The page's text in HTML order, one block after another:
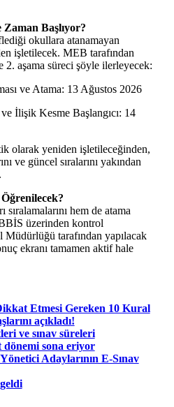
Başlıyor?
okullara atanamayan
işletilecek. MEB tarafından
2. aşama süreci şöyle ilerleyecek:
ve Atama: 13 Ağustos 2026
İlişik Kesme Başlangıcı: 14
olarak yeniden işletileceğinden,
ve güncel sıralarını yakından
hem de atama
üzerinden kontrol
Müdürlüğü tarafından yapılacak
ekranı tamamen aktif hale
Etmesi Gereken 10 Kural
açıkladı!
ve sınav süreleri
sona eriyor
Adaylarının E-Sınav